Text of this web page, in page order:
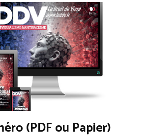
(PDF ou Papier)